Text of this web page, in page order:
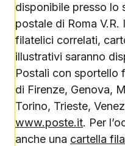
disponibile presso lo
postale di Roma
filatelici correlati,
illustrativi saranno
Postali con sportello
di Firenze, Genova,
Torino, Trieste,
www.poste.it. Per
anche una cartella